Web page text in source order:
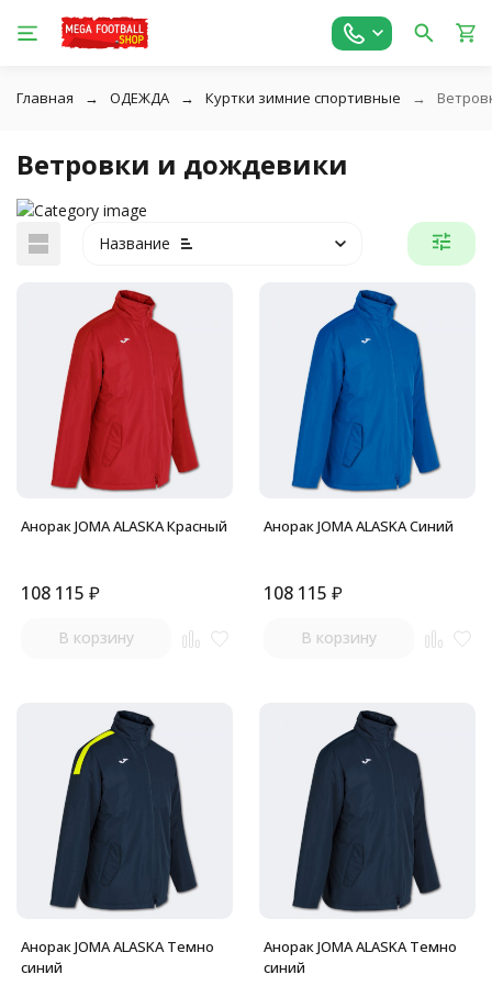
Главная ОДЕЖДА Куртки зимние спортивные
Ветровки и дождевики
Название
Анорак JOMA ALASKA Красный
108 115 ₽
В корзину
Анорак JOMA ALASKA Синий
108 115 ₽
В корзину
Анорак JOMA ALASKA Темно
синий
Анорак JOMA ALASKA Темно
синий